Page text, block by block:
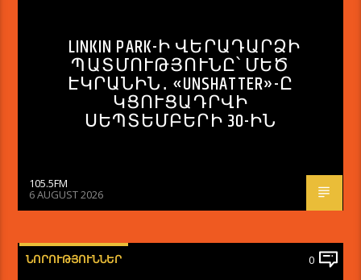
LINKIN PARK-Ի ՎԵՐԱԴԱՐՁԻ
ՊԱՏՄՈՒԹՅՈՒՆԸ՝ ՄԵԾ
ԷԿՐԱՆԻՆ․ «UNSHATTER»-Ը
ԿՑՈՒՑԱԴՐՎԻ
ՍԵՊՏԵՄԲԵՐԻ 30-ԻՆ
105.5FM
6 AUGUST 2026
ՆՈՐՈՒԹՅՈՒՆՆԵՐ 0